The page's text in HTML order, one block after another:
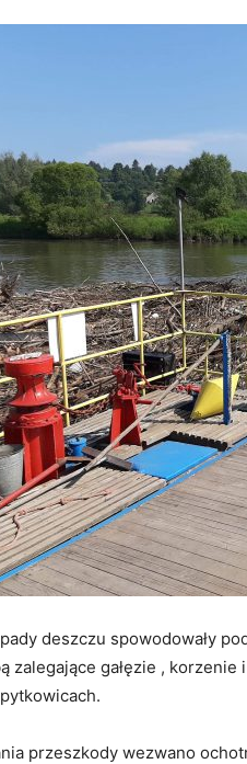
deszczu spowodowały
zalegające gałęzie ,
przeszkody wezwano